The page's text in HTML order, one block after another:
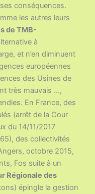
conséquences.
les autres leurs
de TMB-
à
et n’en diminuent
européennes
des Usines de
très mauvais …,
En France, des
(arrêt de la Cour
du 14/11/2017
des collectivités
octobre 2015,
Fos suite à un
Régionale des
épingle la gestion